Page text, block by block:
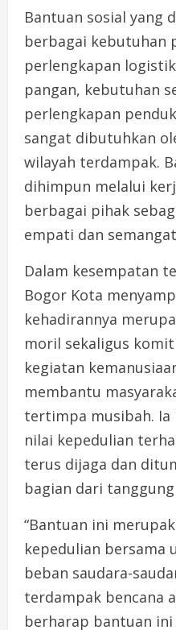
Bantuan sosial yang
berbagai kebutuhan
perlengkapan
pangan, kebutuhan
perlengkapan
sangat dibutuhkan
wilayah terdampak.
dihimpun melalui
berbagai pihak
empati dan
Dalam kesempatan
Bogor Kota
kehadirannya
moril sekaligus
kegiatan
membantu
tertimpa musibah. Ia
nilai kepedulian
terus dijaga dan
bagian dari
“Bantuan ini
kepedulian bersama
beban saudara-
terdampak bencana
berharap bantuan